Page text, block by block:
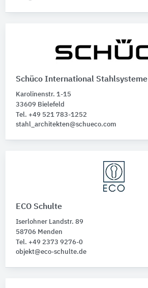
Tür-Stopp- und Dämpfungsbeschläge
Schüco International Stahlsysteme
Karolinenstr. 1-15
33609 Bielefeld
Tel. +49 521 783-1252
stahl_architekten@schueco.com
ECO Schulte
Iserlohner Landstr. 89
58706 Menden
Tel. +49 2373 9276-0
objekt@eco-schulte.de